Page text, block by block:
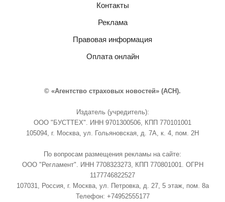
Контакты
Реклама
Правовая информация
Оплата онлайн
© «Агентство страховых новостей» (АСН).
Издатель (учредитель):
ООО "БУСТТЕХ". ИНН 9701300506, КПП 770101001
105094, г. Москва, ул. Гольяновская, д. 7А, к. 4, пом. 2Н
По вопросам размещения рекламы на сайте:
ООО "Регламент". ИНН 7708323273, КПП 770801001. ОГРН
1177746822527
107031, Россия, г. Москва, ул. Петровка, д. 27, 5 этаж, пом. 8а
Телефон: +74952555177